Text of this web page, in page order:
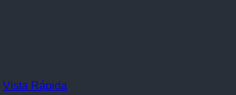
Vista Rápida